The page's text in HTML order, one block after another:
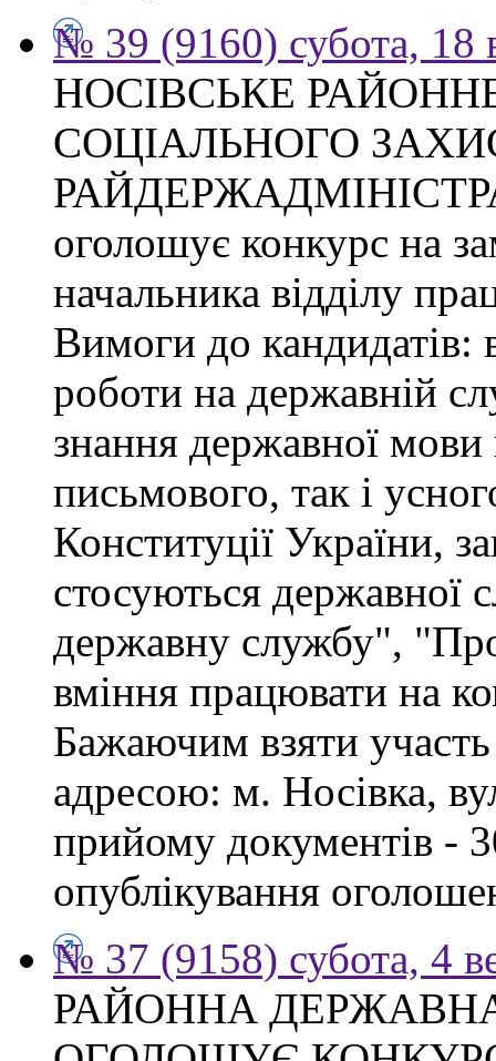
№ 39 (9160) субота, 18
НОСІВСЬКЕ
СОЦІАЛЬНОГО
оголошує конкурс на
начальника відділу
Вимоги до
роботи на державній
знання державної мови
письмового, так і
Конституції України,
стосуються
державну службу",
вміння працювати на
Бажаючим взяти участь
адресою: м. Носівка,
прийому документів -
опублікування
№ 37 (9158) субота, 4
РАЙОННА